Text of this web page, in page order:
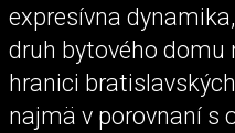
expresívna
druh bytového domu
hranici
najmä v porovnaní s